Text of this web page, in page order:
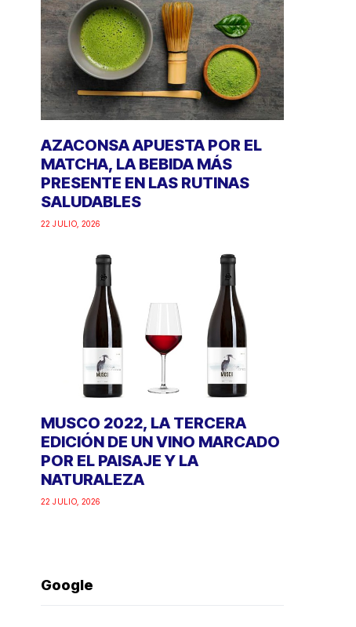
AZACONSA APUESTA POR EL
MATCHA, LA BEBIDA MÁS
PRESENTE EN LAS RUTINAS
SALUDABLES
22 JULIO, 2026
MUSCO 2022, LA TERCERA
EDICIÓN DE UN VINO MARCADO
POR EL PAISAJE Y LA
NATURALEZA
22 JULIO, 2026
Google